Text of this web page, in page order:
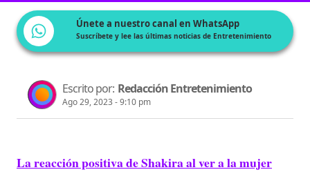
Únete a nuestro canal en WhatsApp
Suscríbete y lee las últimas noticias de Entretenimiento
Escrito por: Redacción Entretenimiento
Ago 29, 2023 - 9:10 pm
La reacción positiva de Shakira al ver a la mujer